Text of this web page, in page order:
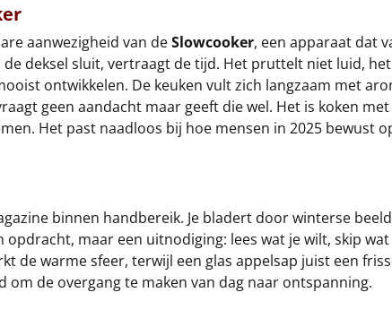
aanwezigheid van deSlowcooker, een apparaat dat
deksel sluit, vertraagt de tijd. Het pruttelt niet luid,
ontwikkelen. De keuken vult zich langzaam met
geen aandacht maar geeft die wel. Het is koken
Het past naadloos bij hoe mensen in 2025 bewust
binnen handbereik. Je bladert door winterse
maar een uitnodiging: lees wat je wilt, skip
de warme sfeer, terwijl een glas appelsap juist een
de overgang te maken van dag naar ontspanning.